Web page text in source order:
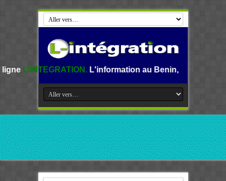
L'information au Benin, en Afrique et dans le